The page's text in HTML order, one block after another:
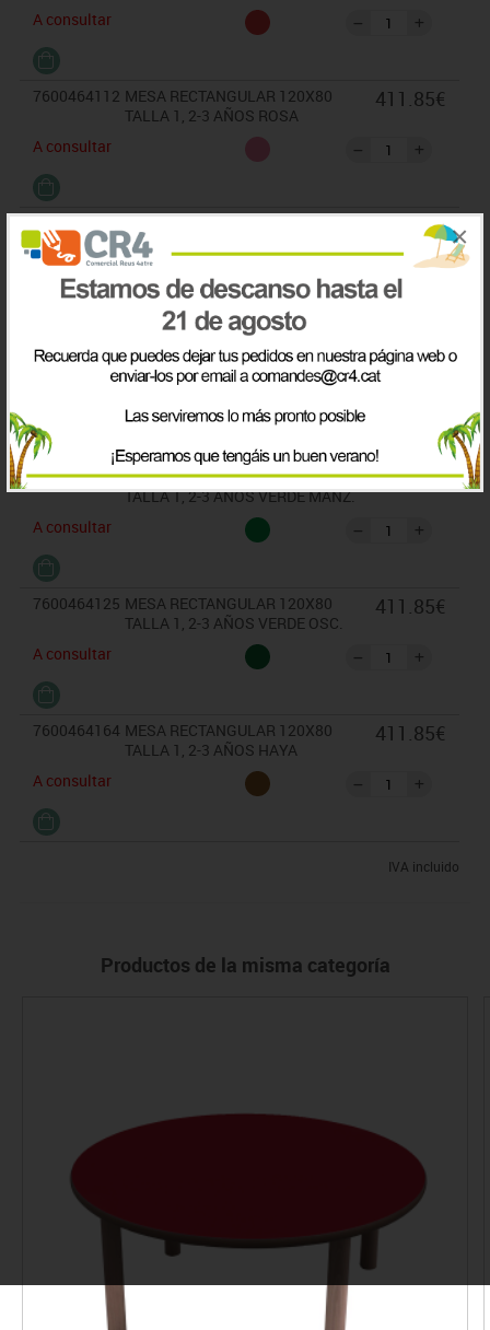
×
A consultar
7600464112 MESA RECTANGULAR 120X80
TALLA 1, 2-3 AÑOS ROSA
A consultar
411.85€
TALLA 1, 2-3 AÑOS AZUL CLARO
A consultar
411.85€
7600464118 MESA RECTANGULAR 120X80
TALLA 1, 2-3 AÑOS AZUL OSC.
411.85€
7600464122 MESA RECTANGULAR 120X80
TALLA 1, 2-3 AÑOS VERDE MANZ.
A consultar
411.85€
7600464125 MESA RECTANGULAR 120X80
TALLA 1, 2-3 AÑOS VERDE OSC.
A consultar
411.85€
7600464164 MESA RECTANGULAR 120X80
TALLA 1, 2-3 AÑOS HAYA
A consultar
411.85€
IVA incluido
Productos de la misma categoría